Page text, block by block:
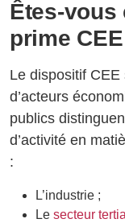
Êtes-vous
prime
Le dispositif CEE
d’acteurs
publics
d’activité en
:
L’industrie ;
Le secteur